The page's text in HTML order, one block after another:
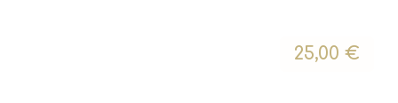
25,00 €